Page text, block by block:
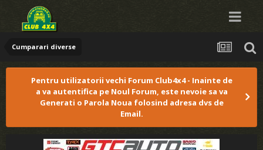
Cumparari diverse
Pentru utilizatorii vechi Forum Club4x4 - Inainte de
a va autentifica pe Noul Forum, este nevoie sa va
Generati o Parola Noua folosind adresa dvs de
Email.